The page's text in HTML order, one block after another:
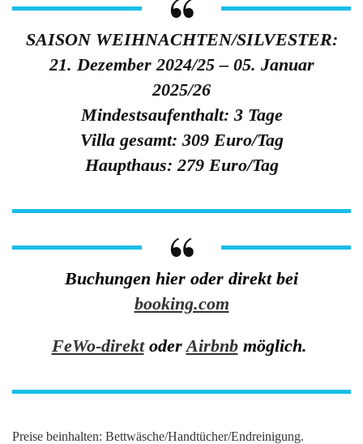
SAISON WEIHNACHTEN/SILVESTER:
21. Dezember 2024/25 – 05. Januar
2025/26
Mindestsaufenthalt: 3 Tage
Villa gesamt: 309 Euro/Tag
Haupthaus: 279 Euro/Tag
Buchungen hier oder direkt bei
booking.com
FeWo-direktoder Airbnbmöglich.
Preise beinhalten: Bettwäsche/Handtücher/Endreinigung.